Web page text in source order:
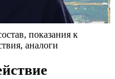
показания к
аналоги